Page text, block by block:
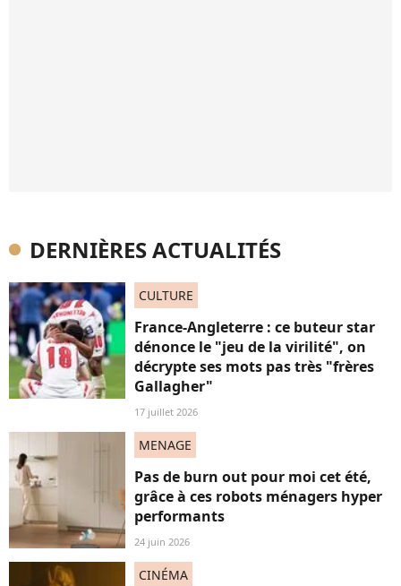
DERNIÈRES ACTUALITÉS
CULTURE
France-Angleterre : ce buteur star
dénonce le "jeu de la virilité", on
décrypte ses mots pas très "frères
Gallagher"
17 juillet 2026
MENAGE
Pas de burn out pour moi cet été,
grâce à ces robots ménagers hyper
performants
24 juin 2026
CINÉMA